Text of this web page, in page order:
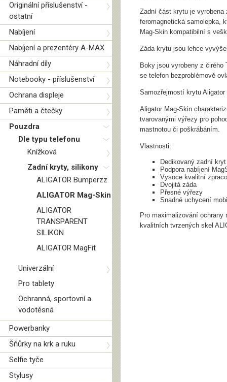
Originální příslušenství -
ostatní
Nabíjení
Nabíjení a prezentéry A-MAX
Náhradní díly
Notebooky - příslušenství
Ochrana displeje
Paměti a čtečky
Pouzdra
Dle typu telefonu
Knížková
Zadní kryty, silikony
ALIGATOR Bumperzz
ALIGATOR Mag-Skin
ALIGATOR
TRANSPARENT
SILIKON
ALIGATOR MagFit
Univerzální
Pro tablety
Ochranná, sportovní a
vodotěsná
Powerbanky
Šňůrky na krk a ruku
Selfie tyče
Stylusy
Zadní část krytu je
feromagnetická samolepka,
Mag-Skin kompatibilní s
Záda krytu jsou lehce
Boky jsou vyrobeny z čirého
se telefon bezproblémově
Samozřejmostí krytu
Aligator Mag-Skin
tvarovanými výřezy pro
mastnotou či poškrábáním.
Vlastnosti:
Dedikovaný zadní
Podpora nabíjení
Vysoce kvalitní
Dvojitá záda
Přesné výřezy
Snadné uchycení
Pro maximalizování
kvalitních tvrzených skel